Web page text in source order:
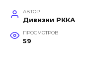
АВТОР
Дивизии РККА
ПРОСМОТРОВ
59